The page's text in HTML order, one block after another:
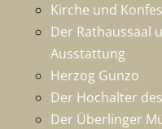
Kirche und
Der Rathaussaal
Ausstattung
Herzog Gunzo
Der Hochalter
Der Überlinger